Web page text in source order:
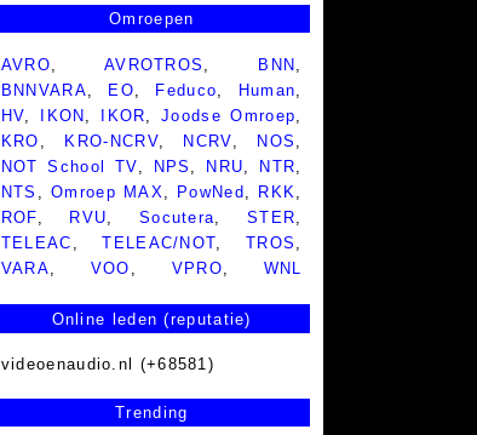
Omroepen
AVRO, AVROTROS , BNN ,
BNNVARA, EO, Feduco, Human,
HV, IKON , IKOR,Joodse Omroep,
KRO , KRO-NCRV, NCRV, NOS ,
NOT School TV, NPS , NRU, NTR,
NTS ,Omroep MAX, PowNed , RKK,
ROF, RVU, Socutera,STER,
TELEAC ,TELEAC/NOT,TROS ,
VARA, VOO , VPRO, WNL
Online leden (reputatie)
videoenaudio.nl (+68581)
Trending